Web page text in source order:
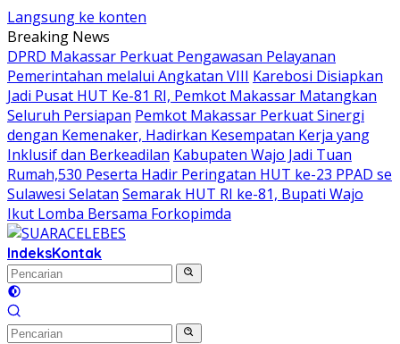
Langsung ke konten
Breaking News
DPRD Makassar Perkuat Pengawasan Pelayanan
Pemerintahan melalui Angkatan VIII Karebosi Disiapkan
Jadi Pusat HUT Ke-81 RI, Pemkot Makassar Matangkan
Seluruh Persiapan Pemkot Makassar Perkuat Sinergi
dengan Kemenaker, Hadirkan Kesempatan Kerja yang
Inklusif dan Berkeadilan Kabupaten Wajo Jadi Tuan
Rumah,530 Peserta Hadir Peringatan HUT ke-23 PPAD se
Sulawesi Selatan Semarak HUT RI ke-81, Bupati Wajo
Ikut Lomba Bersama Forkopimda
IndeksKontak